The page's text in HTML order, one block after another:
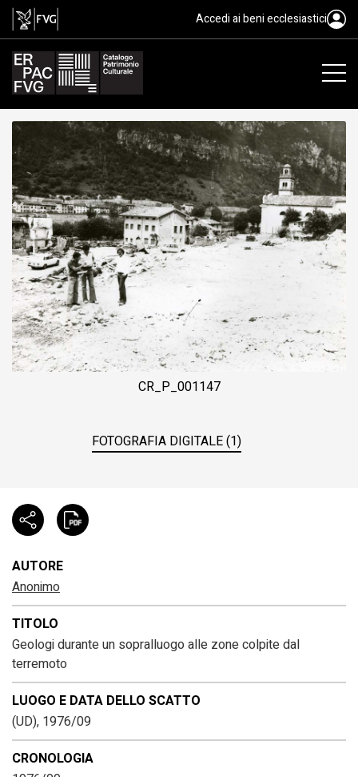
gelatina ai sali d'argento/ carta,
Accedi ai beni ecclesiastici
CR_P_001147
FOTOGRAFIA DIGITALE (1)
AUTORE
Anonimo
TITOLO
Geologi durante un sopralluogo alle zone colpite dal
terremoto
LUOGO E DATA DELLO SCATTO
(UD), 1976/09
CRONOLOGIA